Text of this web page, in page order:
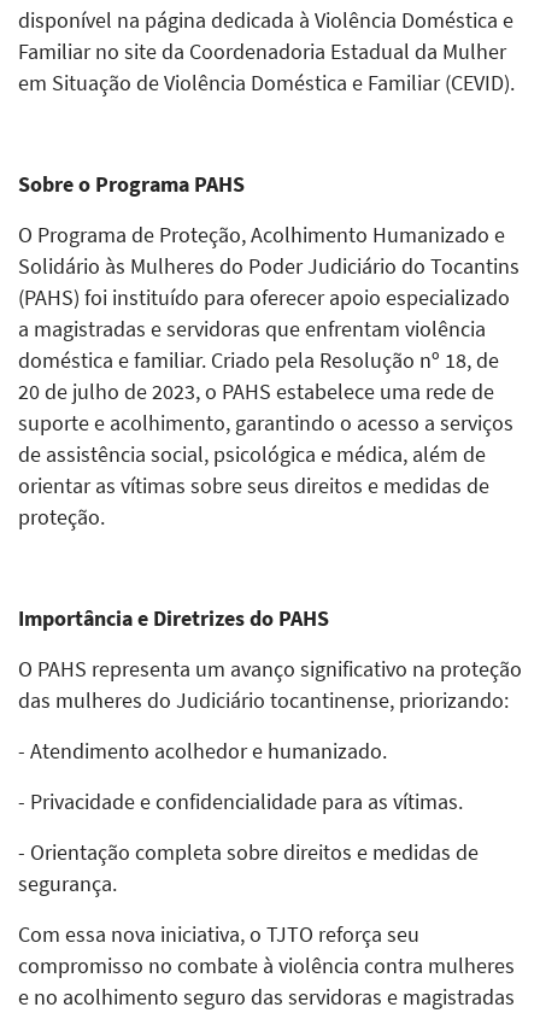
disponível na página dedicada à Violência Doméstica e
Familiar no site da Coordenadoria Estadual da Mulher
em Situação de Violência Doméstica e Familiar (CEVID).
Sobre o Programa PAHS
O Programa de Proteção, Acolhimento Humanizado e
Solidário às Mulheres do Poder Judiciário do Tocantins
(PAHS) foi instituído para oferecer apoio especializado
a magistradas e servidoras que enfrentam violência
doméstica e familiar. Criado pela Resolução nº 18, de
20 de julho de 2023, o PAHS estabelece uma rede de
suporte e acolhimento, garantindo o acesso a serviços
de assistência social, psicológica e médica, além de
orientar as vítimas sobre seus direitos e medidas de
proteção.
Importância e Diretrizes do PAHS
O PAHS representa um avanço significativo na proteção
das mulheres do Judiciário tocantinense, priorizando:
- Atendimento acolhedor e humanizado.
- Privacidade e confidencialidade para as vítimas.
- Orientação completa sobre direitos e medidas de
segurança.
Com essa nova iniciativa, o TJTO reforça seu
compromisso no combate à violência contra mulheres
e no acolhimento seguro das servidoras e magistradas